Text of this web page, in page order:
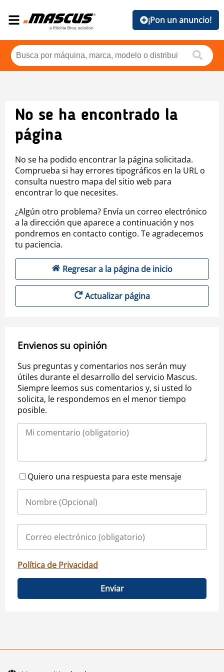
¡Pon un anuncio!
No se ha encontrado la
página
No se ha podido encontrar la página solicitada.
Comprueba si hay errores tipográficos en la URL o
consulta nuestro mapa del sitio web para
encontrar lo que necesites.
¿Algún otro problema? Envía un correo electrónico
a la dirección que aparece a continuación y nos
pondremos en contacto contigo. Te agradecemos
tu paciencia.
Regresar a la página de inicio
Actualizar página
Envienos su opinión
Sus preguntas y comentarios nos serán muy
útiles durante el desarrollo del servicio Mascus.
Siempre leemos sus comentarios y, si usted lo
solicita, le respondemos en el menor tiempo
posible.
Quiero una respuesta para este mensaje
Política de Privacidad
Enviar